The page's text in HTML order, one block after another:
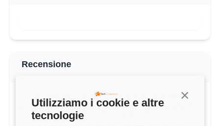
Continua
Utilizziamo i cookie e altre
tecnologie
Recensione
"Full remote senza necessità di recarsi in sede o
dal cliente con frequenza prestabilita. Fiducia dei
manager nella professionalità dei singoli."